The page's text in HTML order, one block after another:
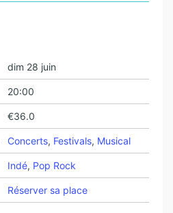
dim 28 juin
20:00
€36.0
Concerts, Festivals, Musical
Indé, Pop Rock
Réserver sa place